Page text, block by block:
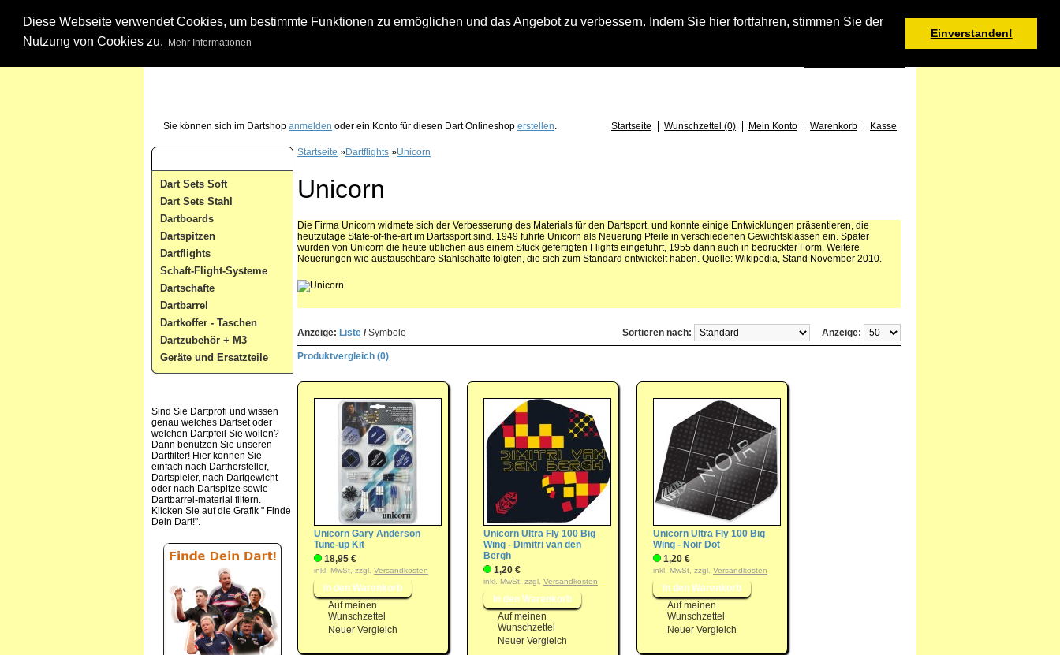
Diese Webseite verwendet Cookies, um bestimmte Funktionen zu ermöglichen und das Angebot zu verbessern. Indem Sie hier fortfahren, stimmen Sie der
Nutzung von Cookies zu.
Mehr Informationen
Einverstanden!
Warenkorb
Sie können sich im Dartshop anmelden oder ein Konto für diesen Dart Onlineshop erstellen. Startseite Wunschzettel (0) Mein Konto Warenkorb Kasse
Dart Sets Soft
Dart Sets Stahl
Dartboards
Dartspitzen
Dartflights
Schaft-Flight-Systeme
Dartschafte
Dartbarrel
Dartkoffer - Taschen
Dartzubehör + M3
Geräte und Ersatzteile
Sind Sie Dartprofi und wissen
genau welches Dartset oder
welchen Dartpfeil Sie wollen?
Dann benutzen Sie unseren
Dartfilter! Hier können Sie
einfach nach Darthersteller,
Dartspieler, nach Dartgewicht
oder nach Dartspitze sowie
Dartbarrel-material filtern.
Klicken Sie auf die Grafik " Finde
Dein Dart!".
Startseite »Dartflights »Unicorn
Unicorn
Die Firma Unicorn widmete sich der Verbesserung des Materials für den Dartsport, und konnte einige Entwicklungen präsentieren, die
heutzutage State-of-the-art im Dartssport sind. 1949 führte Unicorn als Neuerung Pfeile in verschiedenen Gewichtsklassen ein. Später
wurden von Unicorn die heute üblichen aus einem Stück gefertigten Flights eingeführt, 1955 dann auch in bedruckter Form. Weitere
Neuerungen wie austauschbare Stahlschäfte folgten, die sich zum Standard entwickelt haben. Quelle: Wikipedia, Stand November 2010.
Anzeige: Liste /Symbole Anzeige:
Sortieren nach:
Produktvergleich (0)
Unicorn Gary Anderson
Tune-up Kit
18,95 €
inkl. MwSt, zzgl. Versandkosten
Auf meinen
Wunschzettel
Neuer Vergleich
Unicorn Ultra Fly 100 Big
Wing - Dimitri van den
Bergh
1,20 €
inkl. MwSt, zzgl. Versandkosten
Auf meinen
Wunschzettel
Neuer Vergleich
Unicorn Ultra Fly 100 Big
Wing - Noir Dot
1,20 €
inkl. MwSt, zzgl. Versandkosten
Auf meinen
Wunschzettel
Neuer Vergleich